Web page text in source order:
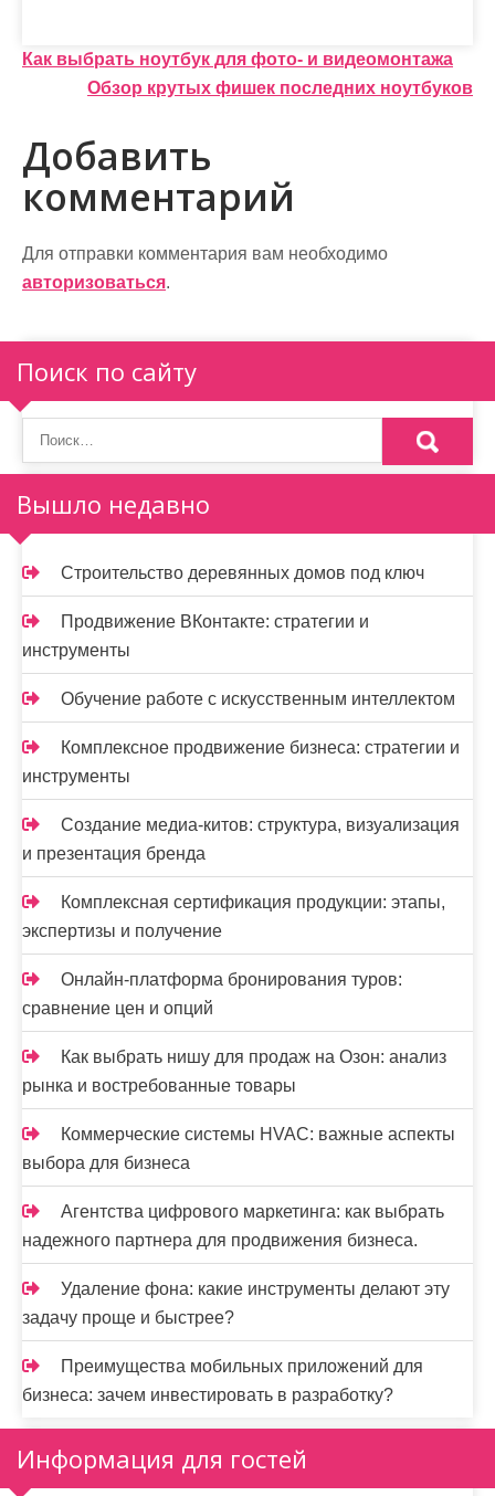
Н
в
и
г
а
и
я
п
о
з
а
п
и
с
я
м
Как выбрать ноутбук для фото- и видеомонтажа
Обзор крутых фишек последних ноутбуков
Добавить
комментарий
Для отправки комментария вам необходимо
авторизоваться.
Поиск по сайту
Вышло недавно
Строительство деревянных домов под ключ
Продвижение ВКонтакте: стратегии и
инструменты
Обучение работе с искусственным интеллектом
Комплексное продвижение бизнеса: стратегии и
инструменты
Создание медиа-китов: структура, визуализация
и презентация бренда
Комплексная сертификация продукции: этапы,
экспертизы и получение
Онлайн-платформа бронирования туров:
сравнение цен и опций
Как выбрать нишу для продаж на Озон: анализ
рынка и востребованные товары
Коммерческие системы HVAC: важные аспекты
выбора для бизнеса
Агентства цифрового маркетинга: как выбрать
надежного партнера для продвижения бизнеса.
Удаление фона: какие инструменты делают эту
задачу проще и быстрее?
Преимущества мобильных приложений для
бизнеса: зачем инвестировать в разработку?
Информация для гостей